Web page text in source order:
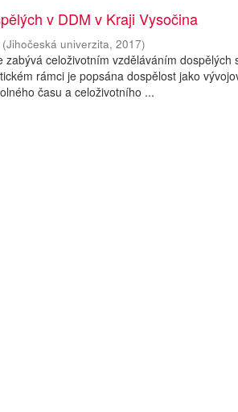
v DDM v Kraji Vysočina
(Jihočeská univerzita,2017)
zabývá celoživotním vzděláváním
rámci je popsána dospělost jako
času a celoživotního ...